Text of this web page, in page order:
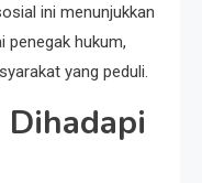
ini menunjukkan
penegak hukum,
yang peduli.